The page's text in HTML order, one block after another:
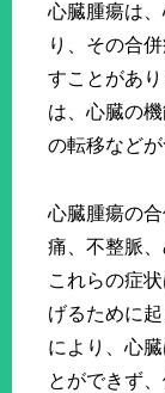
心臓腫瘍は
り、その合
すことがあ
は、心臓の
の転移などが
心臓腫瘍の
痛、不整脈
これらの症
げるために
により、心
とができず